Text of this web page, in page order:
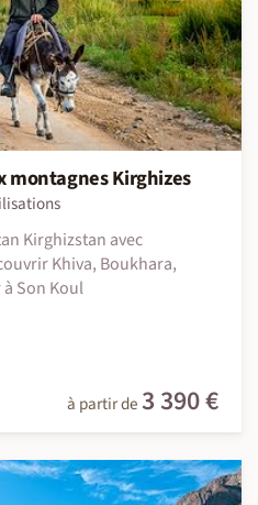
montagnes Kirghizes
Kirghizstan avec
Khiva, Boukhara,
Son Koul
à partir de 3 390 €